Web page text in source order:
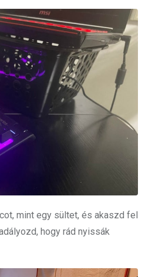
mint egy sültet, és akaszd fel
hogy rád nyissák